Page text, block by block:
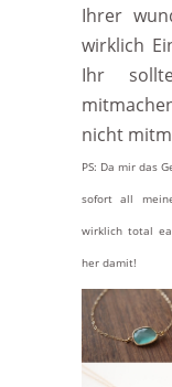
Ihrer
wirklich
Ihr
nicht
PS: Da mir das
sofort all
wirklich total
her damit!